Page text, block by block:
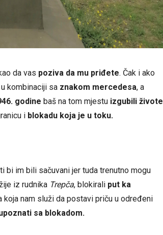
da vas poziva da mu priđete. Čak i ako
u kombinaciji sa znakom mercedesa, a
godine baš na tom mjestu izgubili živote
i blokadu koja je u toku.
bi im bili sačuvani jer tuda trenutno mogu
iz rudnika Trepča, blokirali put ka
nam služi da postavi priču u određeni
sa blokadom.